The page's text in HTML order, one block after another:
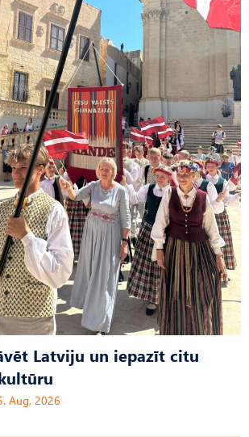
Latviju un iepazīt citu
Aug, 2026